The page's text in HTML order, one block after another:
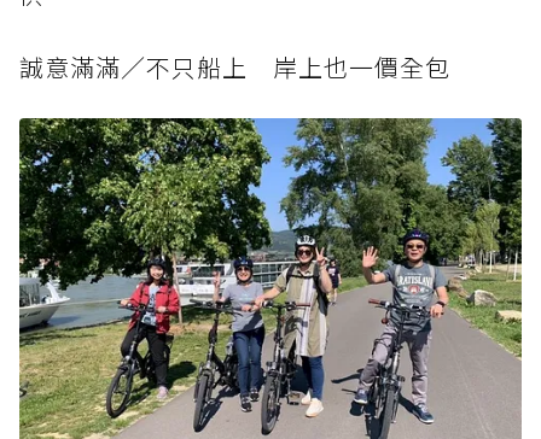
誠意滿滿／不只船上 岸上也一價全包